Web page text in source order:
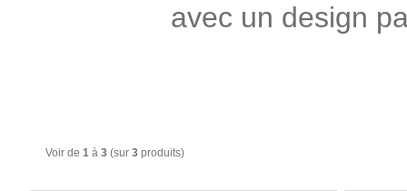
avec un design
Voir de 1 à 3 (sur 3 produits)